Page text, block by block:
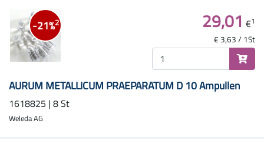
-21%2
AURUM METALLICUM PRAEPARATUM D 10 Ampullen
1618825 | 8 St
Weleda AG
29,01 €1
€ 3,63 / 1St